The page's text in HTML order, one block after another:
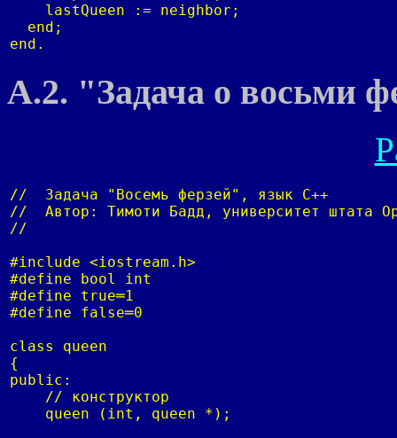
    lastQueen := neighbor;
  end;
end.
A.2. "Задача о восьми
//  Задача "Восемь ферзей", язык С++
//  Автор: Тимоти Бадд, университет штата
//
#include <iostream.h>
#define bool int
#define true═1
#define false═0
class queen
{
public:
    // конструктор
    queen (int, queen *);